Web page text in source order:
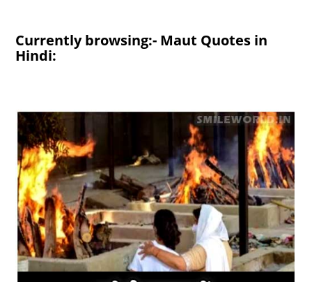
Currently browsing:- Maut Quotes in
Hindi: